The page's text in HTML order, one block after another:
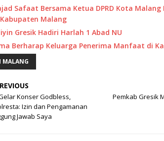
Safaat Bersama Ketua DPRD Kota
Malang
Gresik Hadiri Harlah 1 Abad NU
Berharap Keluarga Penerima Manfaat di
MALANG
Konser Godbless,
Izin dan Pengamanan
Jawab Saya
Pemkab Gresik